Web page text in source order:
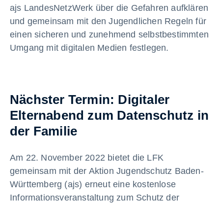
ajs LandesNetzWerk über die Gefahren aufklären
und gemeinsam mit den Jugendlichen Regeln für
einen sicheren und zunehmend selbstbestimmten
Umgang mit digitalen Medien festlegen.
Nächster Termin: Digitaler
Elternabend zum Datenschutz in
der Familie
Am 22. November 2022 bietet die LFK
gemeinsam mit der Aktion Jugendschutz Baden-
Württemberg (ajs) erneut eine kostenlose
Informationsveranstaltung zum Schutz der